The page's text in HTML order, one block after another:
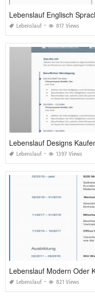
Lebenslauf Englisch
Lebenslauf 817 Views
Lebenslauf Designs
Lebenslauf 1397 Views
Lebenslauf Modern Oder
Lebenslauf 821 Views